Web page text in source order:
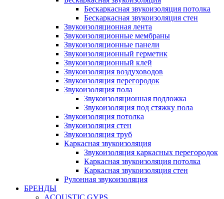
Бескаркасная звукоизоляция потолка
Бескаркасная звукоизоляция стен
Звукоизоляционная лента
Звукоизоляционные мембраны
Звукоизоляционные панели
Звукоизоляционный герметик
Звукоизоляционный клей
Звукоизоляция воздуховодов
Звукоизоляция перегородок
Звукоизоляция пола
Звукоизоляционная подложка
Звукоизоляция под стяжку пола
Звукоизоляция потолка
Звукоизоляция стен
Звукоизоляция труб
Каркасная звукоизоляция
Звукоизоляция каркасных перегородок
Каркасная звукоизоляция потолка
Каркасная звукоизоляция стен
Рулонная звукоизоляция
БРЕНДЫ
ACOUSTIC GYPS